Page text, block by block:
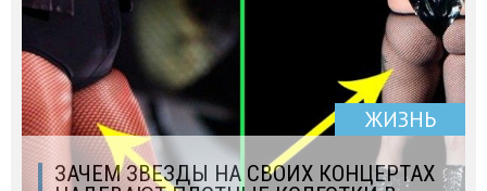
ЖИЗНЬ
ЗАЧЕМ ЗВЕЗДЫ НА СВОИХ КОНЦЕРТАХ